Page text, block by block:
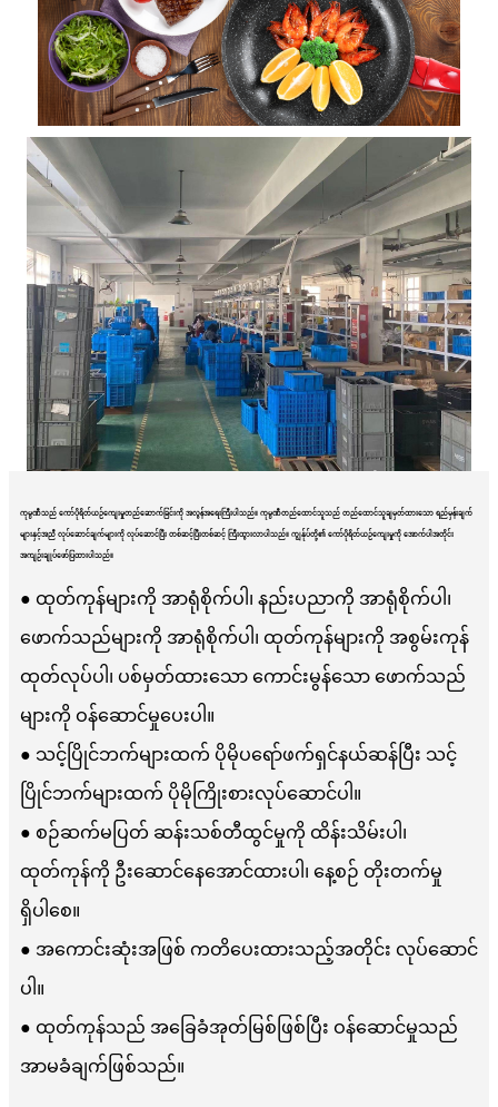
ကုမ္ပဏီသည် ကော်ပိုရိတ်ယဉ်ကျေးမှုတည်ဆောက်ခြင်းကို အလွန်အရေးကြီးပါသည်။ ကုမ္ပဏီတည်ထောင်သူသည် တည်ထောင်သူချမှတ်ထားသော ရည်မှန်းချက်
များနှင့်အညီ လုပ်ဆောင်ချက်များကို လုပ်ဆောင်ပြီး တစ်ဆင့်ပြီးတစ်ဆင့် ကြီးထွားလာပါသည်။ ကျွန်ုပ်တို့၏ ကော်ပိုရိတ်ယဉ်ကျေးမှုကို အောက်ပါအတိုင်း
အကျဉ်းချုပ်ဖော်ပြထားပါသည်။
● ထုတ်ကုန်များကို အာရုံစိုက်ပါ၊ နည်းပညာကို အာရုံစိုက်ပါ၊
ဖောက်သည်များကို အာရုံစိုက်ပါ၊ ထုတ်ကုန်များကို အစွမ်းကုန်
ထုတ်လုပ်ပါ၊ ပစ်မှတ်ထားသော ကောင်းမွန်သော ဖောက်သည်
များကို ဝန်ဆောင်မှုပေးပါ။
● သင့်ပြိုင်ဘက်များထက် ပိုမိုပရော်ဖက်ရှင်နယ်ဆန်ပြီး သင့်
ပြိုင်ဘက်များထက် ပိုမိုကြိုးစားလုပ်ဆောင်ပါ။
● စဉ်ဆက်မပြတ် ဆန်းသစ်တီထွင်မှုကို ထိန်းသိမ်းပါ၊
ထုတ်ကုန်ကို ဦးဆောင်နေအောင်ထားပါ၊ နေ့စဉ် တိုးတက်မှု
ရှိပါစေ။
● အကောင်းဆုံးအဖြစ် ကတိပေးထားသည့်အတိုင်း လုပ်ဆောင်
ပါ။
● ထုတ်ကုန်သည် အခြေခံအုတ်မြစ်ဖြစ်ပြီး ဝန်ဆောင်မှုသည်
အာမခံချက်ဖြစ်သည်။